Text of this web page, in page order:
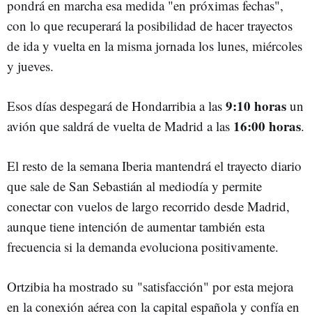
pondrá en marcha esa medida "en próximas fechas",
con lo que recuperará la posibilidad de hacer trayectos
de ida y vuelta en la misma jornada los lunes, miércoles
y jueves.
Esos días despegará de Hondarribia a las 9:10 horas un
avión que saldrá de vuelta de Madrid a las 16:00 horas.
El resto de la semana Iberia mantendrá el trayecto diario
que sale de San Sebastián al mediodía y permite
conectar con vuelos de largo recorrido desde Madrid,
aunque tiene intención de aumentar también esta
frecuencia si la demanda evoluciona positivamente.
Ortzibia ha mostrado su "satisfacción" por esta mejora
en la conexión aérea con la capital española y confía en